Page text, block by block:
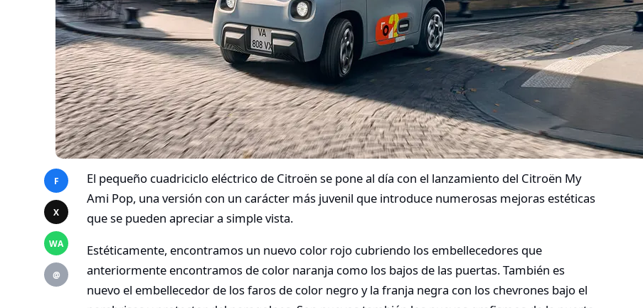
F
X
WA
@
El pequeño cuadriciclo eléctrico de Citroën se pone al día con el lanzamiento del Citroën My
Ami Pop, una versión con un carácter más juvenil que introduce numerosas mejoras estéticas
que se pueden apreciar a simple vista.
Estéticamente, encontramos un nuevo color rojo cubriendo los embellecedores que
anteriormente encontramos de color naranja como los bajos de las puertas. También es
nuevo el embellecedor de los faros de color negro y la franja negra con los chevrones bajo el